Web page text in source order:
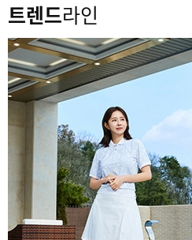
트렌드라인